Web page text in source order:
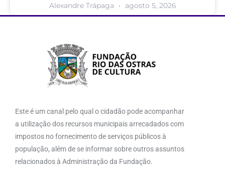
Alexandre Trápaga agosto 5, 2026
Este é um canal pelo qual o cidadão pode acompanhar
a utilização dos recursos municipais arrecadados com
impostos no fornecimento de serviços públicos à
população, além de se informar sobre outros assuntos
relacionados à Administração da Fundação.